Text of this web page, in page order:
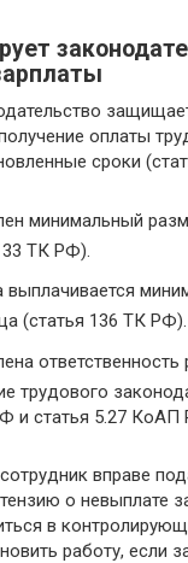
оплаты
сроки
минимальный
ТК РФ).
выплачивается
(статья 136 ТК РФ).
ответственность
трудового
и статья 5.27 КоАП
вправе
о невыплате
в
работу, если